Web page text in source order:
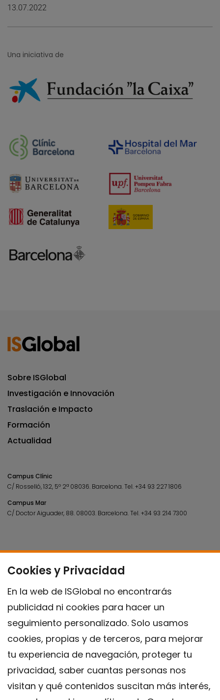
13.07.2022
Cookies y Privacidad
En la web de ISGlobal no encontrarás
publicidad ni cookies para hacer un
seguimiento personalizado. Solo usamos
cookies, propias y de terceros, para mejorar
tu experiencia de navegación, proteger tu
privacidad, saber cuantas personas nos
visitan y qué contenidos suscitan más interés,
Una iniciativa de
Sobre ISGlobal
Investigación e Innovación
Traslación e Impacto
Formación
Actualidad
Campus Clínic
C/ Rosselló, 132, 5º 2ª 08036. Barcelona.Tel.+34 93 227 1806
Campus Mar
C/ Doctor Aiguader, 88. 08003. Barcelona.Tel.+34 93 214 7300